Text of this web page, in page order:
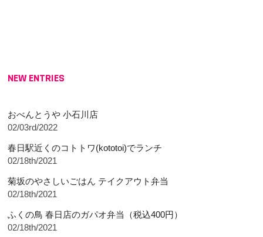
NEW ENTRIES
おべんとうや 小石川店
02/03rd/2022
春日駅近くのコトトワ(kototoi)でランチ
02/18th/2021
菊坂のやさしいごはん テイクアウト弁当
02/18th/2021
ふくの鳥 春日店のガパオ弁当（税込400円）
02/18th/2021